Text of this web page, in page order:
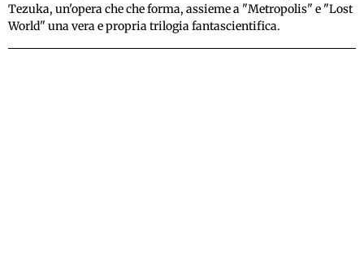
Tezuka, un'opera che che forma, assieme a "Metropolis" e "Lost
World" una vera e propria trilogia fantascientifica.